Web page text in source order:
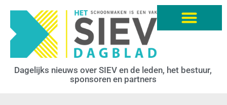
Dagelijks nieuws over SIEV en de leden, het bestuur,
sponsoren en partners